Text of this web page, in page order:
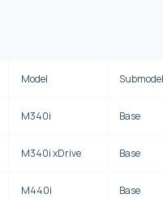
Model Submodel
M340i Base
M340i xDrive Base
M440i Base